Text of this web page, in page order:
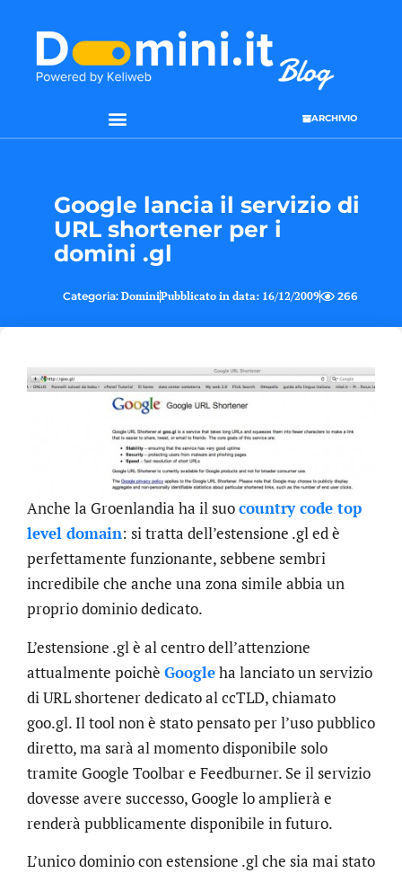
ARCHIVIO
Google lancia il servizio di
URL shortener per i
domini .gl
Categoria: DominiPubblicato in data: 16/12/2009 266
Anche la Groenlandia ha il suocountry code top
level domain: si tratta dell’estensione .gl ed è
perfettamente funzionante, sebbene sembri
incredibile che anche una zona simile abbia un
proprio dominio dedicato.
L’estensione .gl è al centro dell’attenzione
attualmente poichè Googleha lanciato un servizio
di URL shortener dedicato al ccTLD, chiamato
goo.gl. Il tool non è stato pensato per l’uso pubblico
diretto, ma sarà al momento disponibile solo
tramite Google Toolbar e Feedburner. Se il servizio
dovesse avere successo, Google lo amplierà e
renderà pubblicamente disponibile in futuro.
L’unico dominio con estensione .gl che sia mai stato